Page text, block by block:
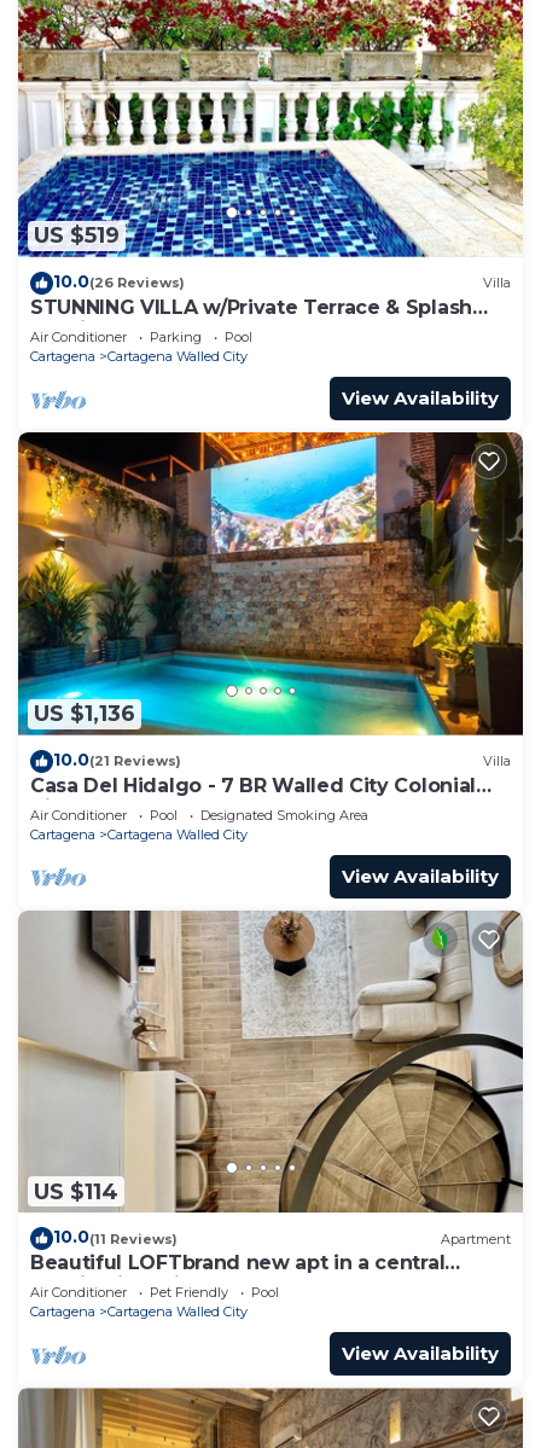
US $519
10.0(26 Reviews) Villa
STUNNING VILLA w/Private Terrace & Splash
Pool in the Old Town
Air Conditioner Parking
Pool
Cartagena
Cartagena Walled City
View Availability
US $1,136
10.0(21 Reviews) Villa
Casa Del Hidalgo - 7 BR Walled City Colonial
Villa
Air Conditioner Pool
Designated Smoking Area
Cartagena
Cartagena Walled City
View Availability
US $114
10.0(11 Reviews) Apartment
Beautiful LOFTbrand new apt in a central
location in delightful Cartagena
Air Conditioner Pet Friendly
Pool
Cartagena
Cartagena Walled City
View Availability